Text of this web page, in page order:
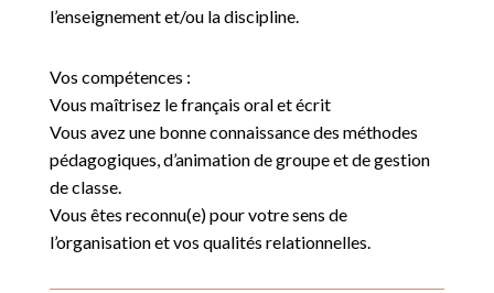
l’enseignement et/ou la discipline.
Vos compétences :
Vous maîtrisez le français oral et écrit
Vous avez une bonne connaissance des méthodes
pédagogiques, d’animation de groupe et de gestion
de classe.
Vous êtes reconnu(e) pour votre sens de
l’organisation et vos qualités relationnelles.